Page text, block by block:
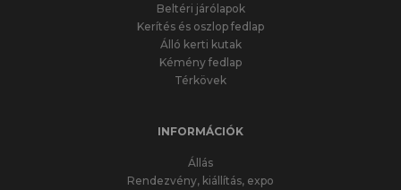
Beltéri járólapok
Kerítés és oszlop fedlap
Álló kerti kutak
Kémény fedlap
Térkövek
INFORMÁCIÓK
Állás
Rendezvény, kiállítás, expo